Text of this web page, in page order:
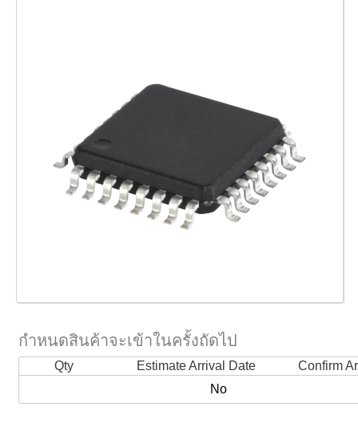
กำหนดสินค้าจะเข้าในครั้งถัดไป
Qty Estimate Arrival Date
Confirm
No